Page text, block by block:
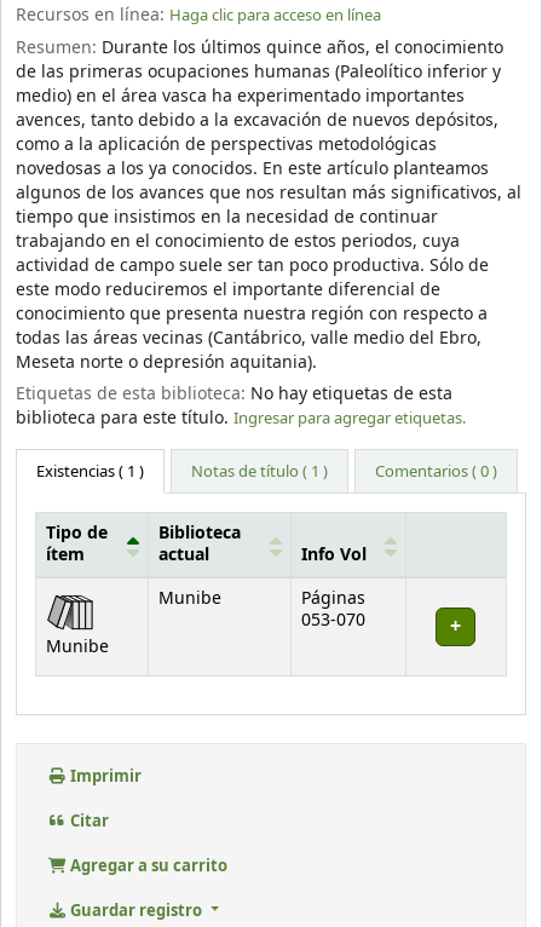
Recursos en línea: Haga clic para acceso en línea
Resumen: Durante los últimos quince años, el conocimiento
de las primeras ocupaciones humanas (Paleolítico inferior y
medio) en el área vasca ha experimentado importantes
avences, tanto debido a la excavación de nuevos depósitos,
como a la aplicación de perspectivas metodológicas
novedosas a los ya conocidos. En este artículo planteamos
algunos de los avances que nos resultan más significativos, al
tiempo que insistimos en la necesidad de continuar
trabajando en el conocimiento de estos periodos, cuya
actividad de campo suele ser tan poco productiva. Sólo de
este modo reduciremos el importante diferencial de
conocimiento que presenta nuestra región con respecto a
todas las áreas vecinas (Cantábrico, valle medio del Ebro,
Meseta norte o depresión aquitania).
Etiquetas de esta biblioteca: No hay etiquetas de esta
biblioteca para este título. Ingresar para agregar etiquetas.
Existencias( 1 ) Notas de título ( 1 ) Comentarios ( 0 )
Existencias
Tipo de
ítem
Biblioteca
actual
Info Vol
Munibe
Munibe
Páginas
053-070
Imprimir
Citar
Agregar a su carrito
Guardar registro